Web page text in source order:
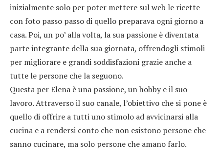
inizialmente solo per poter mettere sul web le ricette
con foto passo passo di quello preparava ogni giorno a
casa. Poi, un po’ alla volta, la sua passione è diventata
parte integrante della sua giornata, offrendogli stimoli
per migliorare e grandi soddisfazioni grazie anche a
tutte le persone che la seguono.
Questa per Elena è una passione, un hobby e il suo
lavoro. Attraverso il suo canale, l’obiettivo che si pone è
quello di offrire a tutti uno stimolo ad avvicinarsi alla
cucina e a rendersi conto che non esistono persone che
sanno cucinare, ma solo persone che amano farlo.